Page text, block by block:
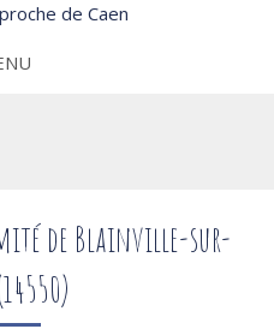
de Caen
de Blainville-sur-